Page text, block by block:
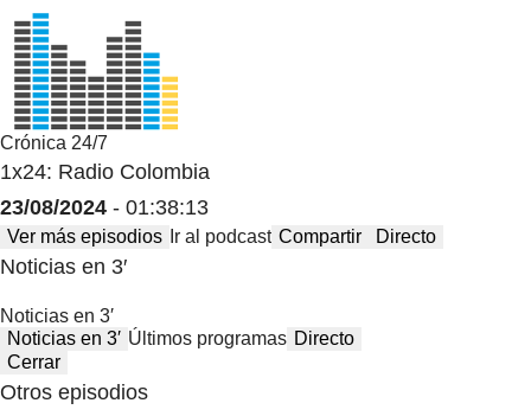
Crónica 24/7
1x24: Radio Colombia
23/08/2024 - 01:38:13
Ver más episodios Ir al podcast Compartir Directo
Noticias en 3′
Noticias en 3′
Noticias en 3′ Últimos programas Directo
Cerrar
Otros episodios